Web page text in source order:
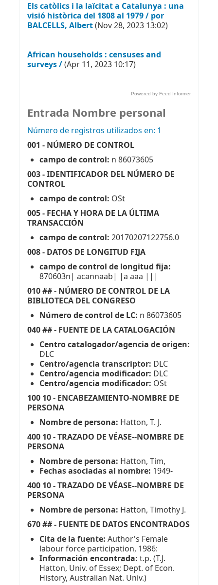
Els catòlics i la laïcitat a Catalunya : una
visió històrica del 1808 al 1979 / por
BALCELLS, Albert(Nov 28, 2023 13:02)
African households : censuses and
surveys /(Apr 11, 2023 10:17)
Powered by Feed Informer
Entrada Nombre personal
Número de registros utilizados en: 1
001 - NÚMERO DE CONTROL
campo de control: n 86073605
003 - IDENTIFICADOR DEL NÚMERO DE
CONTROL
campo de control: OSt
005 - FECHA Y HORA DE LA ÚLTIMA
TRANSACCIÓN
campo de control: 20170207122756.0
008 - DATOS DE LONGITUD FIJA
campo de control de longitud fija:
870603n| acannaab| |a aaa |||
010 ## - NÚMERO DE CONTROL DE LA
BIBLIOTECA DEL CONGRESO
Número de control de LC: n 86073605
040 ## - FUENTE DE LA CATALOGACIÓN
Centro catalogador/agencia de origen:
DLC
Centro/agencia transcriptor: DLC
Centro/agencia modificador: DLC
Centro/agencia modificador: OSt
100 10 - ENCABEZAMIENTO-NOMBRE DE
PERSONA
Nombre de persona: Hatton, T. J.
400 10 - TRAZADO DE VÉASE--NOMBRE DE
PERSONA
Nombre de persona: Hatton, Tim,
Fechas asociadas al nombre: 1949-
400 10 - TRAZADO DE VÉASE--NOMBRE DE
PERSONA
Nombre de persona: Hatton, Timothy J.
670 ## - FUENTE DE DATOS ENCONTRADOS
Cita de la fuente: Author's Female
labour force participation, 1986:
Información encontrada: t.p. (T.J.
Hatton, Univ. of Essex; Dept. of Econ.
History, Australian Nat. Univ.)